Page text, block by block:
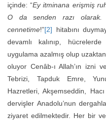
içinde: “Ey itminana erişmiş
O da senden razı olarak.
cennetime!”[2] hitabını
devamlı kalınıp,
uygulama azalmış olup
oluyor Cenâb-ı Allah’ın izni
Tebrizi, Tapduk Emre,
Hazretleri, Akşemseddin,
dervişler Anadolu’nun
ziyaret edilmektedir. Her bir